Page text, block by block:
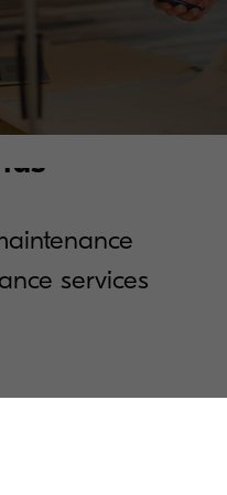
services